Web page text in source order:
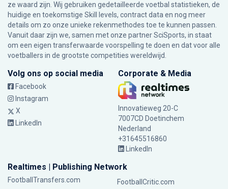
ze waard zijn. Wij gebruiken gedetailleerde voetbal statistieken, de
huidige en toekomstige Skill levels, contract data en nog meer
details om zo onze unieke rekenmethodes toe te kunnen passen.
Vanuit daar zijn we, samen met onze partner SciSports, in staat
om een eigen transferwaarde voorspelling te doen en dat voor alle
voetballers in de grootste competities wereldwijd.
Volg ons op social media
Facebook
Instagram
X
LinkedIn
Corporate & Media
Innovatieweg 20-C
7007CD Doetinchem
Nederland
+31645516860
LinkedIn
Realtimes | Publishing Network
FootballTransfers.com FootballCritic.com